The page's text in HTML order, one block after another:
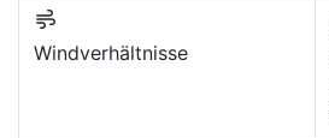
Windverhältnisse